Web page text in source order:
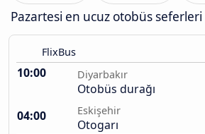
Pazartesi en ucuz otobüs seferleri
FlixBus
10:00 Diyarbakır
Otobüs durağı
04:00
Eskişehir
Otogarı